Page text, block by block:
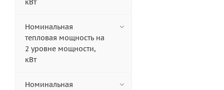
кВт
Номинальная
тепловая мощность на
2 уровне мощности,
кВт
Номинальная